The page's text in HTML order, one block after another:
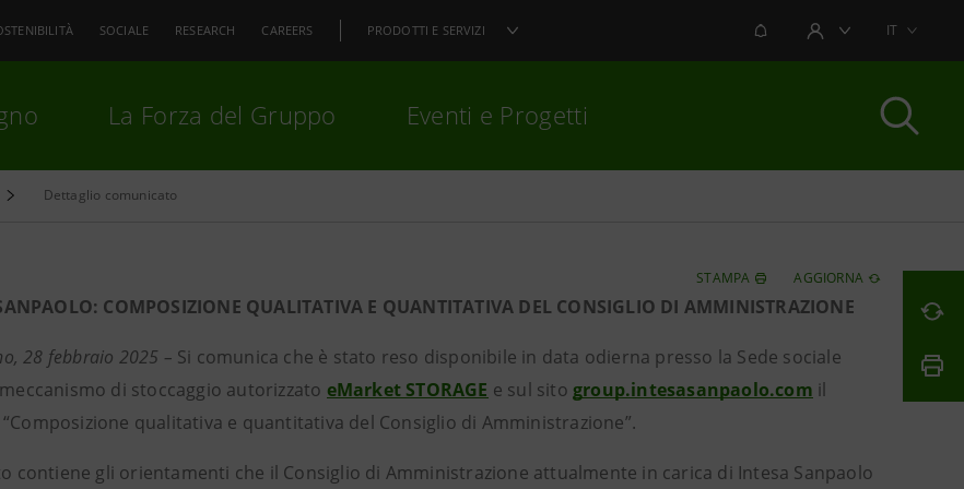
SOCIALE RESEARCH CAREERS PRODOTTI E SERVIZI NOTIFICHEAREA UTENTEIT
La Forza del Gruppo Eventi e Progetti
Dettaglio comunicato
STAMPA AGGIORNA
COMPOSIZIONE QUALITATIVA E QUANTITATIVA DEL CONSIGLIO DI AMMINISTRAZIONE
28 febbraio 2025 – Si comunica che è stato reso disponibile in data odierna presso la Sede sociale
di stoccaggio autorizzato eMarket STORAGE e sul sito group.intesasanpaolo.com il
qualitativa e quantitativa del Consiglio di Amministrazione”.
contiene gli orientamenti che il Consiglio di Amministrazione attualmente in carica di Intesa Sanpaolo